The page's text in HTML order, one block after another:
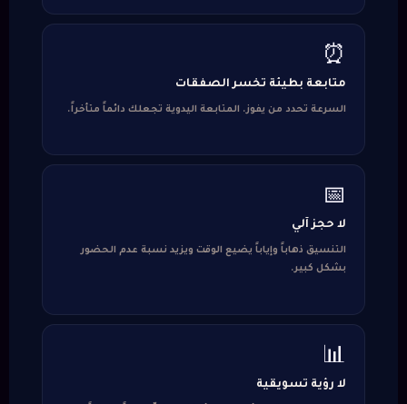
⏰
متابعة بطيئة تخسر الصفقات
السرعة تحدد من يفوز. المتابعة اليدوية تجعلك دائماً متأخراً.
📅
لا حجز آلي
التنسيق ذهاباً وإياباً يضيع الوقت ويزيد نسبة عدم الحضور
بشكل كبير.
📊
لا رؤية تسويقية